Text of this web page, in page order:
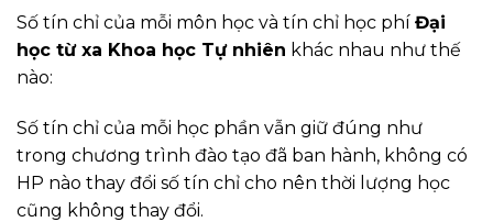
Số tín chỉ của mỗi môn học và tín chỉ học phí Đại
học từ xa Khoa học Tự nhiên khác nhau như thế
nào:
Số tín chỉ của mỗi học phần vẫn giữ đúng như
trong chương trình đào tạo đã ban hành, không có
HP nào thay đổi số tín chỉ cho nên thời lượng học
cũng không thay đổi.